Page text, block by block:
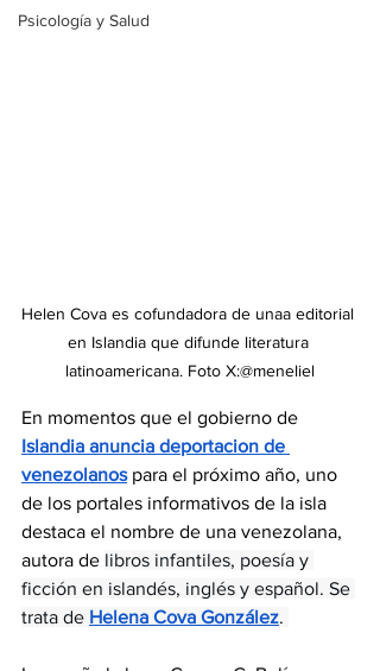
Psicología y Salud
Helen Cova es cofundadora de unaa editorial
en Islandia que difunde literatura
latinoamericana. Foto X:@meneliel
En momentos que el gobierno de
Islandia anuncia deportacion de
venezolanos para el próximo año, uno
de los portales informativos de la isla
destaca el nombre de una venezolana,
autora de libros infantiles, poesía y
ficción en islandés, inglés y español. Se
trata de Helena Cova González.